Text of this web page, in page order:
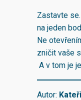
Zastavte
na jeden
Ne
zničit vaše
A v tom je
Autor: